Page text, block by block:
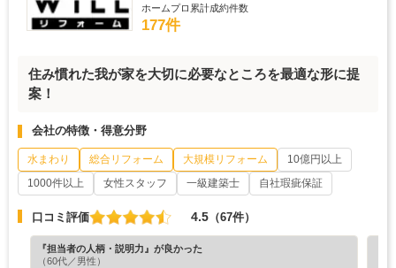
ホームプロ累計成約件数
177件
住み慣れた我が家を大切に必要なところを最適な形に提
案！
会社の特徴・得意分野
水まわり 総合リフォーム 大規模リフォーム
10億円以上
1000件以上
女性スタッフ 一級建築士 自社瑕疵保証
口コミ評価 4.5 （67件）
『担当者の人柄・説明力』が良かった
（60代／男性）